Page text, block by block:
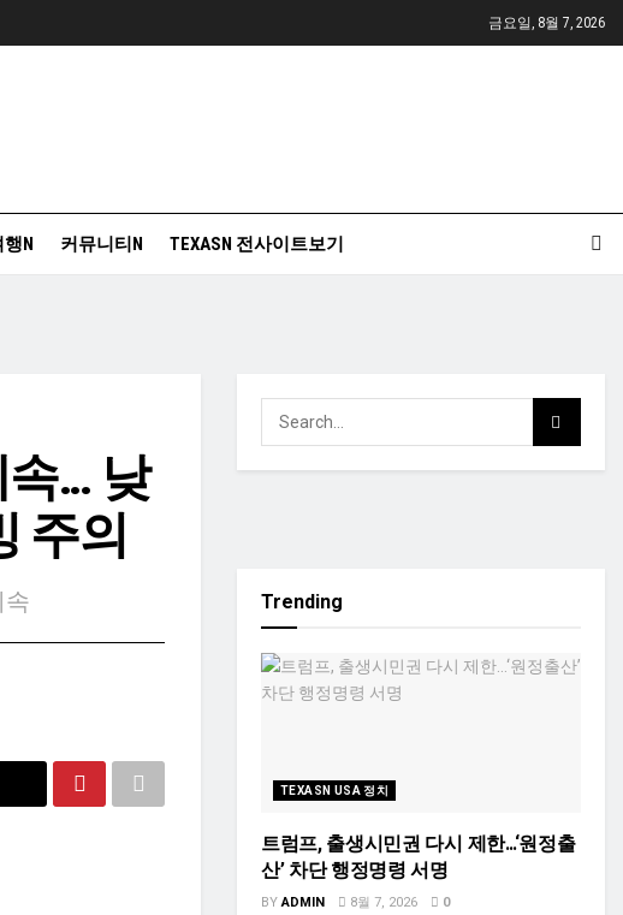
금요일, 8월 7, 2026
행N 커뮤니티N TEXASN 전사이트보기
속… 낮
주의
속 Trending
TEXASN USA 정치
트럼프, 출생시민권 다시 제한…‘원정출
산’ 차단 행정명령 서명
BY ADMIN 8월 7, 2026 0